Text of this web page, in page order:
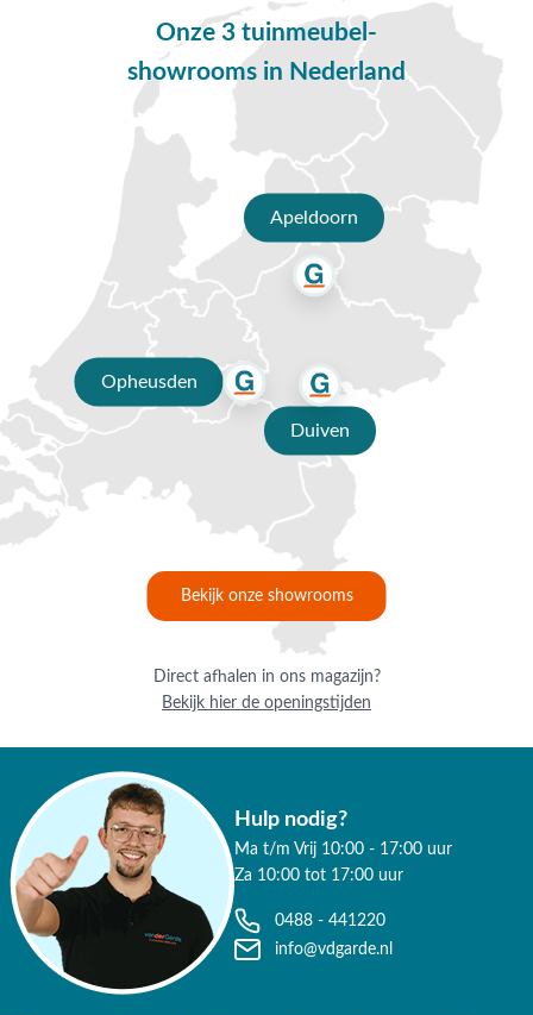
Opheusden, Duiven of Apeldoorn. Onze specialisten voorzien
je graag van een deskundig advies op maat.
Waarom kopen bij Van der Garde
tuinmeubelen?
✔ 80 jaar ervaring
✔ Persoonlijk advies van specialisten
✔ 9.4/10 uit 19.500+ klantbeoordelingen
✔ Gratis verzending vanaf €50,-
✔ 3 fysieke showrooms
Onze 3 tuinmeubel-
showrooms in Nederland
Apeldoorn
Opheusden
Duiven
Bekijk onze showrooms
Direct afhalen in ons magazijn?
Bekijk hier de openingstijden
Hulp nodig?
Ma t/m Vrij 10:00 - 17:00 uur
Za 10:00 tot 17:00 uur
0488 - 441220
info@vdgarde.nl